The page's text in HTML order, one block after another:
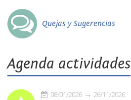
Quejas y Sugerencias
Agenda actividades
08/01/2026 26/11/2026